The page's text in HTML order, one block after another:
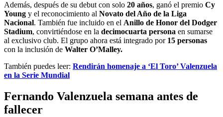
Además, después de su debut con solo 20 años, ganó el premio Cy
Young y el reconocimiento al Novato del Año de la Liga
Nacional. También fue incluido en el Anillo de Honor del Dodger
Stadium, convirtiéndose en la decimocuarta persona en sumarse
al exclusivo club. El grupo ahora está integrado por 15 personas
con la inclusión de Walter O’Malley.
También puedes leer: Rendirán homenaje a ‘El Toro’ Valenzuela
en la Serie Mundial
Fernando Valenzuela semana antes de
fallecer